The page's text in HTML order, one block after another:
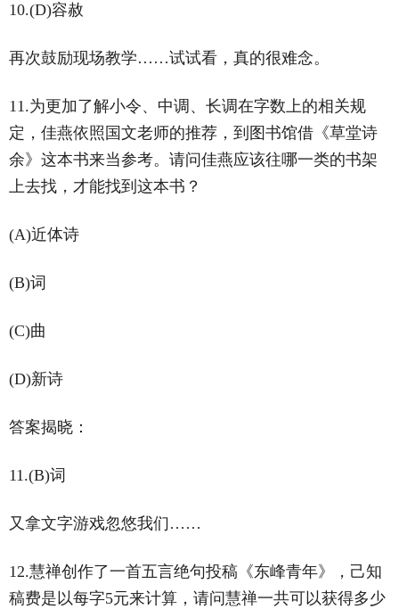
10.(D)容赦
再次鼓励现场教学……试试看，真的很难念。
11.为更加了解小令、中调、长调在字数上的相关规
定，佳燕依照国文老师的推荐，到图书馆借《草堂诗
余》这本书来当参考。请问佳燕应该往哪一类的书架
上去找，才能找到这本书？
(A)近体诗
(B)词
(C)曲
(D)新诗
答案揭晓：
11.(B)词
又拿文字游戏忽悠我们……
12.慧禅创作了一首五言绝句投稿《东峰青年》，己知
稿费是以每字5元来计算，请问慧禅一共可以获得多少